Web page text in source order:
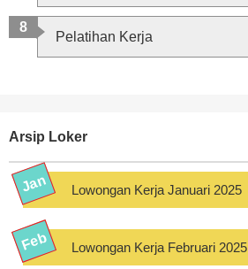
Pelatihan Kerja
Arsip Loker
Lowongan Kerja Januari 2025
Lowongan Kerja Februari 2025